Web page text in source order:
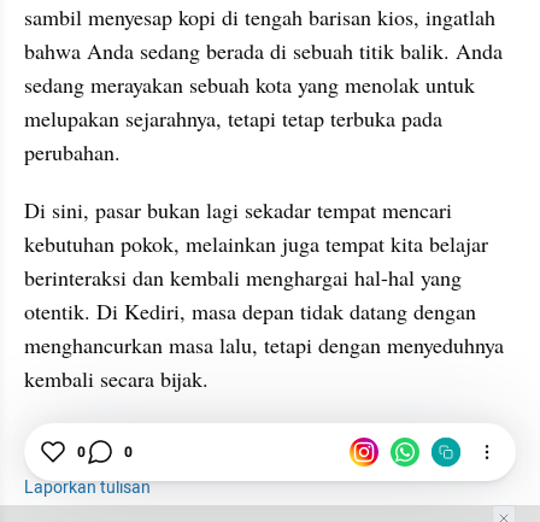
sambil menyesap kopi di tengah barisan kios, ingatlah
bahwa Anda sedang berada di sebuah titik balik. Anda
sedang merayakan sebuah kota yang menolak untuk
melupakan sejarahnya, tetapi tetap terbuka pada
perubahan.
Di sini, pasar bukan lagi sekadar tempat mencari
kebutuhan pokok, melainkan juga tempat kita belajar
berinteraksi dan kembali menghargai hal-hal yang
otentik. Di Kediri, masa depan tidak datang dengan
menghancurkan masa lalu, tetapi dengan menyeduhnya
kembali secara bijak.
Kediri Pasar Kopi
Kedai Kopi
Laporkan tulisan
0 0